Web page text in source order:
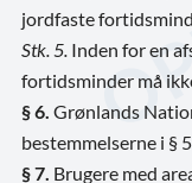
jordfaste
Stk. 5. Inden for en
fortidsminder må
§ 6. Grønlands
bestemmelserne i §
§ 7. Brugere med